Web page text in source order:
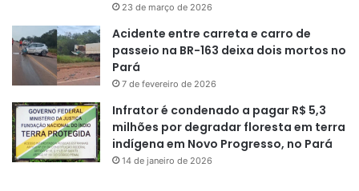
23 de março de 2026
Acidente entre carreta e carro de
passeio na BR-163 deixa dois mortos no
Pará
7 de fevereiro de 2026
Infrator é condenado a pagar R$ 5,3
milhões por degradar floresta em terra
indígena em Novo Progresso, no Pará
14 de janeiro de 2026